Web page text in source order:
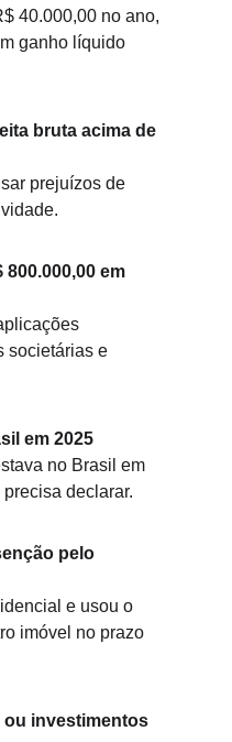
40.000,00 no ano,
ganho líquido
bruta acima de
prejuízos de
em
societárias e
em 2025
no Brasil em
declarar.
pelo
e usou o
imóvel no prazo
ou investimentos